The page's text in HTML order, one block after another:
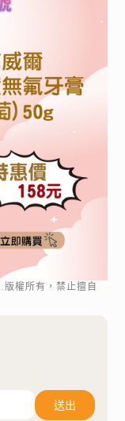
權所有，禁止擅自
送出